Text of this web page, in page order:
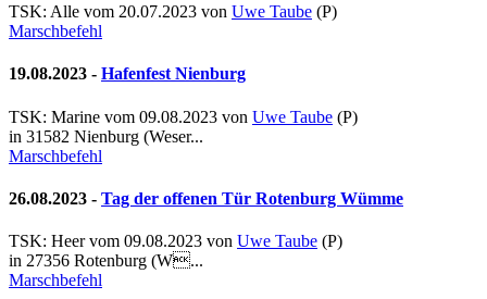
TSK: Alle vom 20.07.2023 von Uwe Taube (P)
Marschbefehl
19.08.2023 - Hafenfest Nienburg
TSK: Marine vom 09.08.2023 von Uwe Taube (P)
in 31582 Nienburg (Weser...
Marschbefehl
26.08.2023 - Tag der offenen Tür Rotenburg Wümme
TSK: Heer vom 09.08.2023 von Uwe Taube (P)
in 27356 Rotenburg (W...
Marschbefehl